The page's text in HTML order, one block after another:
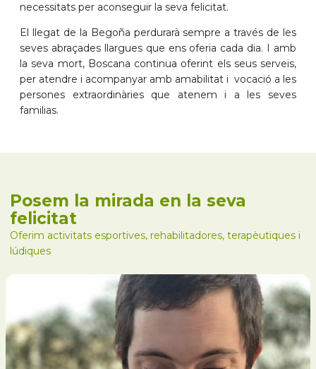
necessitats per aconseguir la seva felicitat.
El llegat de la Begoña perdurarà sempre a través de les
seves abraçades llargues que ens oferia cada dia. I amb
la seva mort, Boscana continua oferint els seus serveis,
per atendre i acompanyar amb amabilitat i vocació a les
persones extraordinàries que atenem i a les seves
familias.
Posem la mirada en la seva
felicitat
Oferim activitats esportives, rehabilitadores, terapèutiques i
lúdiques